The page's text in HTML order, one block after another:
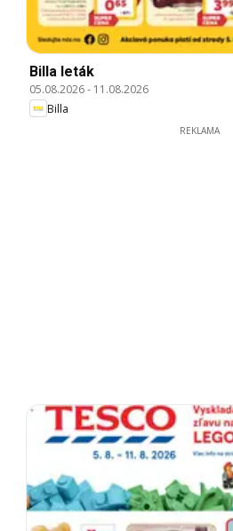
Billa leták
05.08.2026- 11.08.2026
Billa
REKLAMA